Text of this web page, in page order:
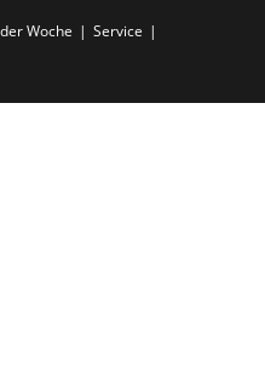
Woche
Service